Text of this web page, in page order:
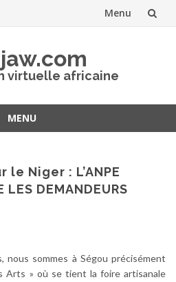
Menu
virtuelle africaine
MENU
le Niger : L’ANPE
LES DEMANDEURS
nous sommes à Ségou précisément
Arts » où se tient la foire artisanale